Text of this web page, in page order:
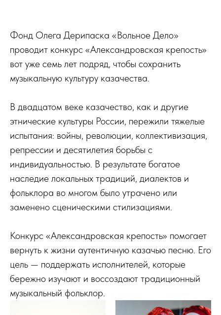
Фонд Олега Дерипаска «Вольное Дело»
проводит конкурс «Александровская крепость»
вот уже семь лет подряд, чтобы сохранить
музыкальную культуру казачества.
В двадцатом веке казачество, как и другие
этнические культуры России, пережили тяжелые
испытания: войны, революции, коллективизация,
репрессии и десятилетия борьбы с
индивидуальностью. В результате богатое
наследие локальных традиций, диалектов и
фольклора во многом было утрачено или
заменено сценическими стилизациями.
Конкурс «Александровская крепость» помогает
вернуть к жизни аутентичную казачью песню. Его
цель — поддержать исполнителей, которые
бережно изучают и воссоздают традиционный
музыкальный фольклор.